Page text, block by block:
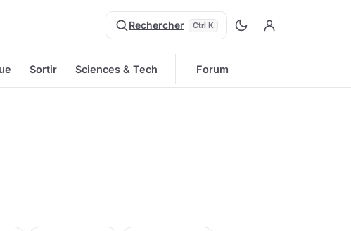
Rechercher Ctrl K
Sortir Sciences & Tech Forum